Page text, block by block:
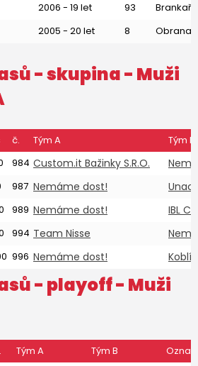
2006 - 19 let 93 Brankař
2005 - 20 let 8 Obrana
- skupina - Muži
č. Tým A
Tým B
984 Custom.it Bažinky S.R.O.
987 Nemáme dost!
989 Nemáme dost! IBL
994 Team Nisse
996 Nemáme dost!
- playoff - Muži
Tým A Tým B